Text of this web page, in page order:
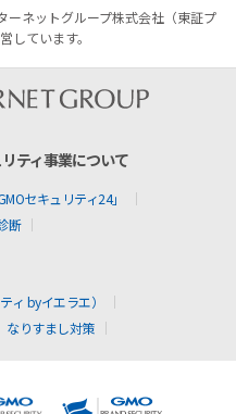
ーネットグループ株式会社（東証プ
しています。
ティ事業について
セキュリティ24」
断
ィ byイエラエ）
なりすまし対策